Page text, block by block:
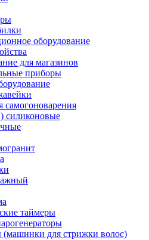
оборудование
для магазинов
приборы
силиконовые
таймеры
для стрижки волос)